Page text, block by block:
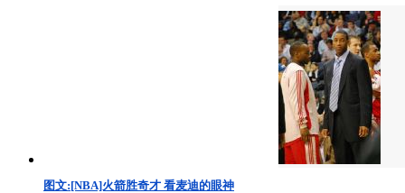
图文:[NBA]火箭胜奇才 看麦迪的眼神